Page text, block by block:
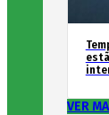
VER